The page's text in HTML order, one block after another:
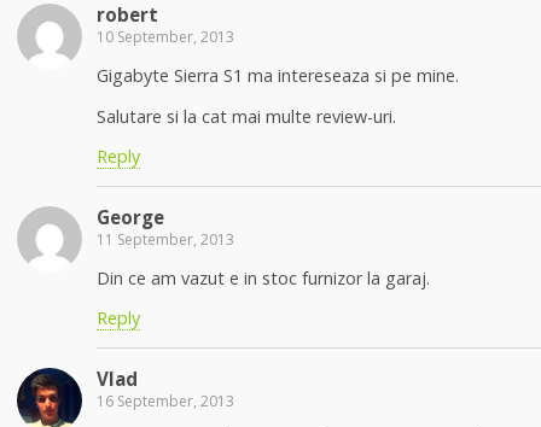
robert
10 September, 2013
Gigabyte Sierra S1 ma intereseaza si pe mine.
Salutare si la cat mai multe review-uri.
Reply
George
11 September, 2013
Din ce am vazut e in stoc furnizor la garaj.
Reply
Vlad
16 September, 2013